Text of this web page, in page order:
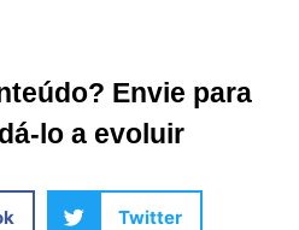
Envie para
lo a evoluir
Twitter